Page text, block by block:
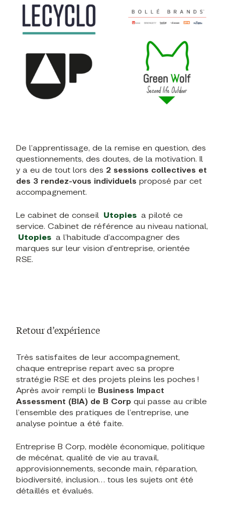
De l’apprentissage, de la remise en question, des
questionnements, des doutes, de la motivation. Il
y a eu de tout lors des 2 sessions collectives et
des 3 rendez-vous individuels proposé par cet
accompagnement.
Le cabinet de conseil Utopies a piloté ce
service. Cabinet de référence au niveau national,
Utopies a l’habitude d’accompagner des
marques sur leur vision d’entreprise, orientée
RSE.
Retour d’expérience
Très satisfaites de leur accompagnement,
chaque entreprise repart avec sa propre
stratégie RSE et des projets pleins les poches !
Après avoir rempli le Business Impact
Assessment (BIA) de B Corp qui passe au crible
l’ensemble des pratiques de l’entreprise, une
analyse pointue a été faite.
Entreprise B Corp, modèle économique, politique
de mécénat, qualité de vie au travail,
approvisionnements, seconde main, réparation,
biodiversité, inclusion… tous les sujets ont été
détaillés et évalués.